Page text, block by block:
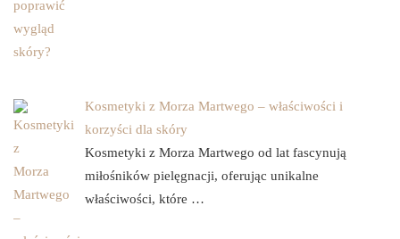
Kosmetyki z Morza Martwego – właściwości i
korzyści dla skóry
Kosmetyki z Morza Martwego od lat fascynują
miłośników pielęgnacji, oferując unikalne
właściwości, które …